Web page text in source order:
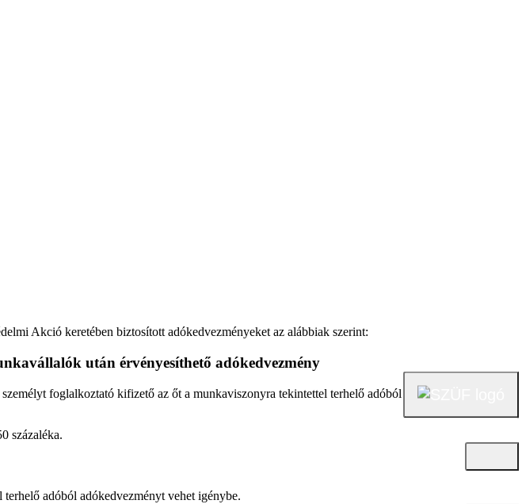
Akció keretében biztosított adókedvezményeket az alábbiak szerint:
után érvényesíthető adókedvezmény
foglalkoztató kifizető az őt a munkaviszonyra tekintettel terhelő adóból adókedvezményt
százaléka.
adóból adókedvezményt vehet igénybe.